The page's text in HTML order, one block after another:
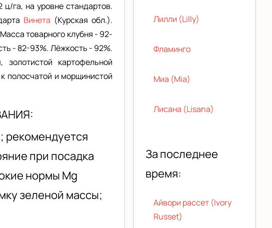
га, на уровне стандартов.
Винета (Курская обл.).
товарного клубня - 92-
- 82-93%. Лёжкость - 92%.
картофельной
полосчатой и морщинистой
рекомендуется
при посадка
нормы Mg
зеленой массы;
Лилли (Lilly)
Фламинго
Миа (Mia)
Лисана (Lisana)
За последнее
время:
Айвори рассет (Ivory
Russet)